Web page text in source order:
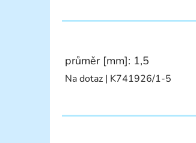
průměr [mm]: 1,5
Na dotaz | K741926/1-5